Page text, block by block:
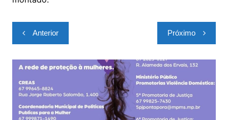
Navegação
de
Post
Anterior Próximo